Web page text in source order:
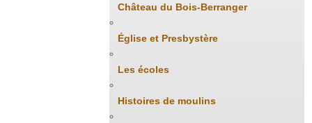
Château du Bois-Berranger
Église et Presbystère
Les écoles
Histoires de moulins